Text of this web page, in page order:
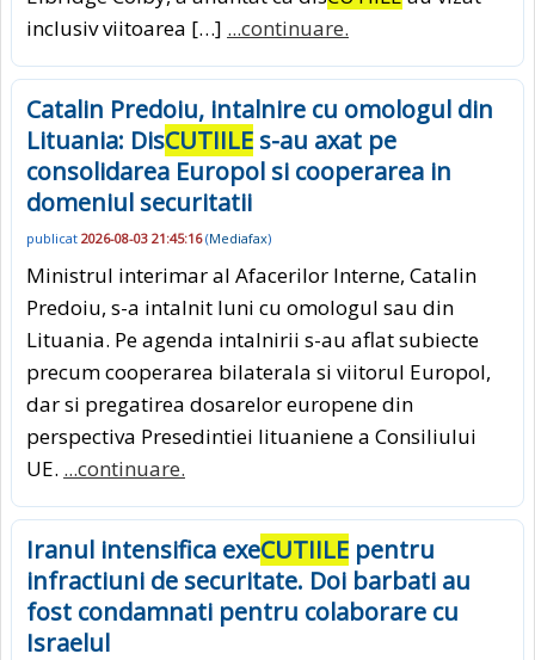
inclusiv viitoarea […] ...continuare.
Catalin Predoiu, intalnire cu omologul din
Lituania: DisCUTIILE s-au axat pe
consolidarea Europol si cooperarea in
domeniul securitatii
publicat 2026-08-03 21:45:16(Mediafax)
Ministrul interimar al Afacerilor Interne, Catalin
Predoiu, s-a intalnit luni cu omologul sau din
Lituania. Pe agenda intalnirii s-au aflat subiecte
precum cooperarea bilaterala si viitorul Europol,
dar si pregatirea dosarelor europene din
perspectiva Presedintiei lituaniene a Consiliului
UE. ...continuare.
Iranul intensifica exeCUTIILE pentru
infractiuni de securitate. Doi barbati au
fost condamnati pentru colaborare cu
Israelul